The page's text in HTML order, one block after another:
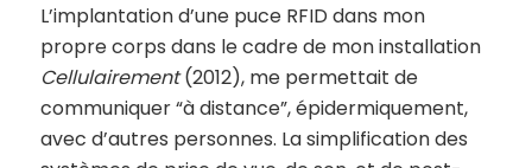
L’implantation d’une puce RFID dans mon
propre corps dans le cadre de mon installation
Cellulairement(2012), me permettait de
communiquer “à distance”, épidermiquement,
avec d’autres personnes. La simplification des